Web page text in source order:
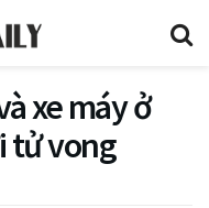
xe máy ở
tử vong